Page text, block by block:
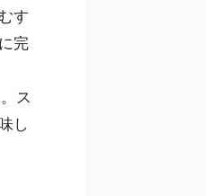
す
完
ス
し